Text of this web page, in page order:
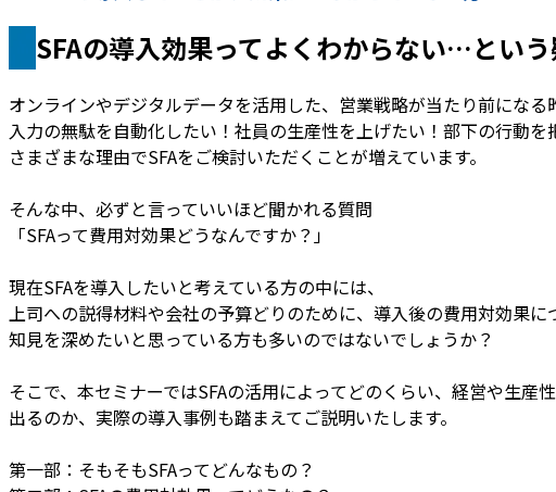
SFAの導入効果ってよくわからない…という
オンラインやデジタルデータを活用した、営業戦略が当たり前になる
入力の無駄を自動化したい！社員の生産性を上げたい！部下の行動を
さまざまな理由でSFAをご検討いただくことが増えています。
そんな中、必ずと言っていいほど聞かれる質問
「SFAって費用対効果どうなんですか？」
現在SFAを導入したいと考えている方の中には、
上司への説得材料や会社の予算どりのために、導入後の費用対効果に
知見を深めたいと思っている方も多いのではないでしょうか？
そこで、本セミナーではSFAの活用によってどのくらい、経営や生産
出るのか、実際の導入事例も踏まえてご説明いたします。
第一部：そもそもSFAってどんなもの？